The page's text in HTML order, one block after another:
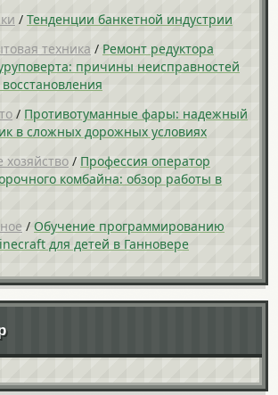
/ Тенденции банкетной индустрии
техника / Ремонт редуктора
причины неисправностей
/ Противотуманные фары: надежный
в сложных дорожных условиях
хозяйство / Профессия оператор
комбайна: обзор работы в
/ Обучение программированию
для детей в Ганновере